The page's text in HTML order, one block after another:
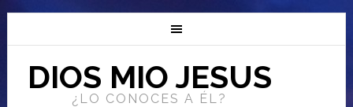
DIOS MIO JESUS
¿LO CONOCES A ÉL?